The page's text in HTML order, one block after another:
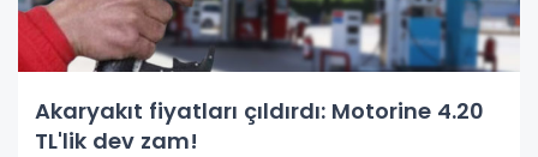
Akaryakıt fiyatları çıldırdı: Motorine 4.20
TL'lik dev zam!